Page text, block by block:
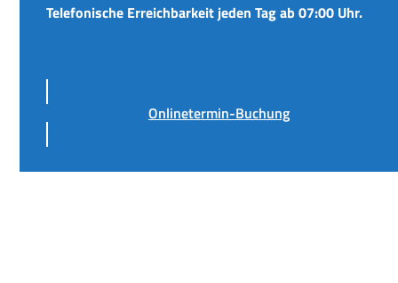
Telefonische Erreichbarkeit jeden Tag ab 07:00 Uhr.
Onlinetermin-Buchung